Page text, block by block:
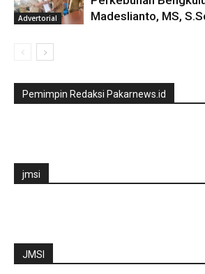
Advertorial
Madeslianto, MS,
Pemimpin Redaksi Pakarnews.id
jmsi
JMSI